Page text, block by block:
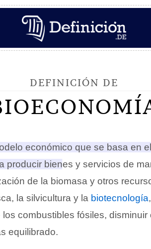
DEFINICIÓN DE
económico que se basa en
producir bienes y servicios de
de la biomasa y otros
la silvicultura y la biotecnología
combustibles fósiles,
equilibrado.